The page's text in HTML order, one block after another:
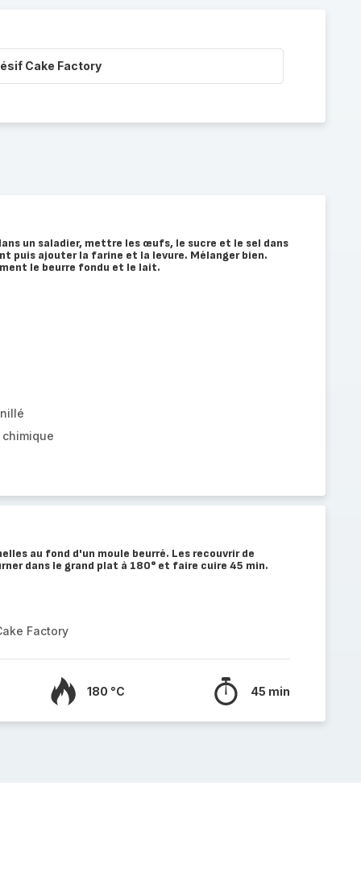
Cake Factory
un saladier, mettre les œufs, le sucre et le sel dans
puis ajouter la farine et la levure. Mélanger bien.
le beurre fondu et le lait.
au fond d'un moule beurré. Les recouvrir de
dans le grand plat à 180° et faire cuire 45 min.
Factory
180 °C 45 min